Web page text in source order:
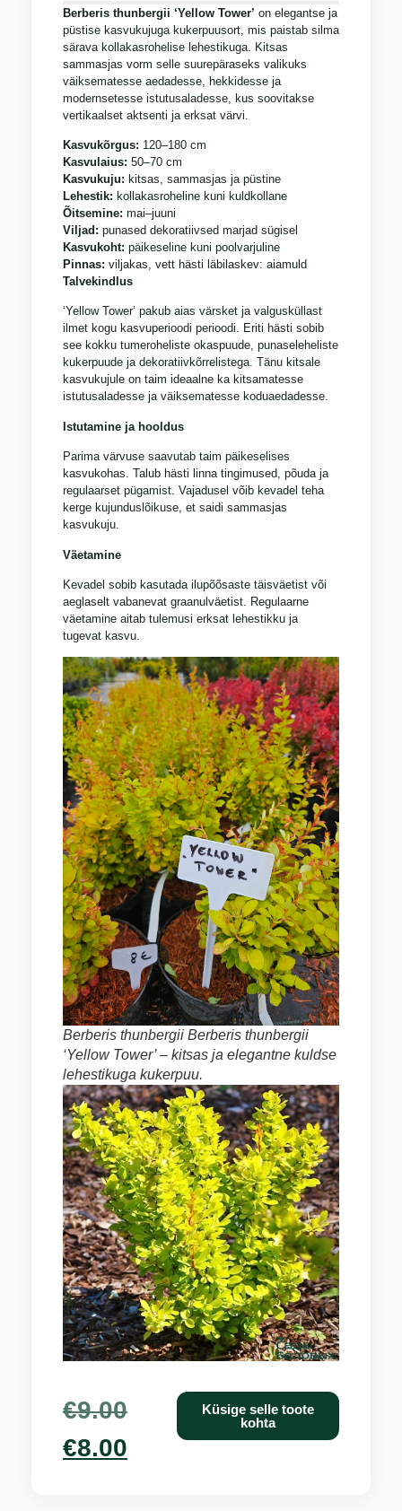
Berberis thunbergii ‘Yellow Tower’ on elegantse ja
püstise kasvukujuga kukerpuusort, mis paistab silma
särava kollakasrohelise lehestikuga. Kitsas
sammasjas vorm selle suurepäraseks valikuks
väiksematesse aedadesse, hekkidesse ja
modernsetesse istutusaladesse, kus soovitakse
vertikaalset aktsenti ja erksat värvi.
Kasvukõrgus: 120–180 cm
Kasvulaius: 50–70 cm
Kasvukuju: kitsas, sammasjas ja püstine
Lehestik: kollakasroheline kuni kuldkollane
Õitsemine: mai–juuni
Viljad: punased dekoratiivsed marjad sügisel
Kasvukoht: päikeseline kuni poolvarjuline
Pinnas: viljakas, vett hästi läbilaskev: aiamuld
Talvekindlus
‘Yellow Tower’ pakub aias värsket ja valgusküllast
ilmet kogu kasvuperioodi perioodi. Eriti hästi sobib
see kokku tumeroheliste okaspuude, punaseleheliste
kukerpuude ja dekoratiivkõrrelistega. Tänu kitsale
kasvukujule on taim ideaalne ka kitsamatesse
istutusaladesse ja väiksematesse koduaedadesse.
Istutamine ja hooldus
Parima värvuse saavutab taim päikeselises
kasvukohas. Talub hästi linna tingimused, põuda ja
regulaarset pügamist. Vajadusel võib kevadel teha
kerge kujunduslõikuse, et saidi sammasjas
kasvukuju.
Väetamine
Kevadel sobib kasutada ilupõõsaste täisväetist või
aeglaselt vabanevat graanulväetist. Regulaarne
väetamine aitab tulemusi erksat lehestikku ja
tugevat kasvu.
Berberis thunbergii Berberis thunbergii
‘Yellow Tower’ – kitsas ja elegantne kuldse
lehestikuga kukerpuu.
€9.00
€8.00
Küsige selle toote
kohta